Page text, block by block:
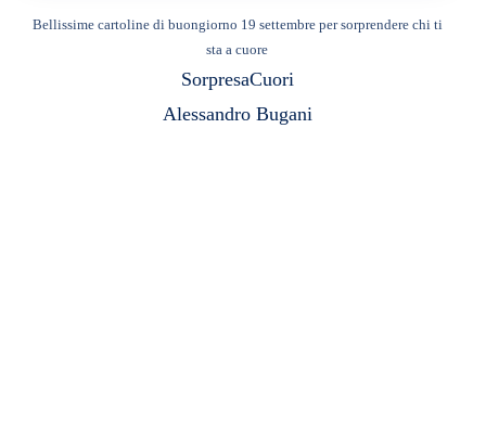
Bellissime cartoline di buongiorno 19 settembre per sorprendere chi ti
sta a cuore
SorpresaCuori
Alessandro Bugani